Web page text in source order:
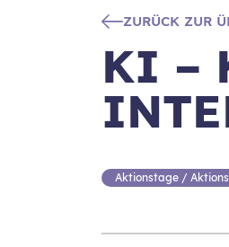
ZURÜCK ZUR
KI –
Aktionstage /